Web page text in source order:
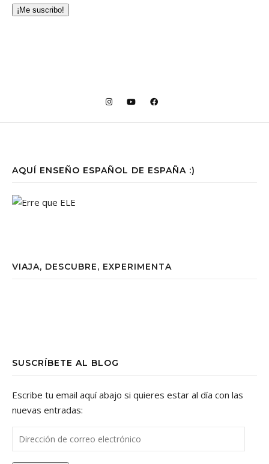
¡Me suscribo!
AQUÍ ENSEÑO ESPAÑOL DE ESPAÑA :)
VIAJA, DESCUBRE, EXPERIMENTA
SUSCRÍBETE AL BLOG
Escribe tu email aquí abajo si quieres estar al día con las
nuevas entradas:
Dirección de correo electrónico